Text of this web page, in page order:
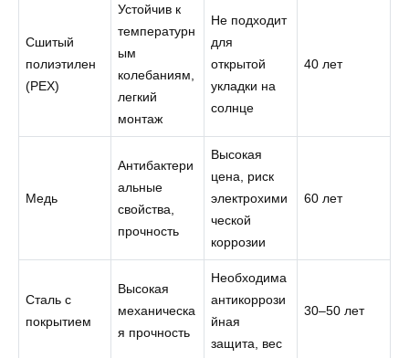
Сшитый
полиэтилен
(PEX)
Устойчив к
температурн
ым
колебаниям,
легкий
монтаж
Не подходит
для
открытой
укладки на
солнце
40 лет
Медь
Антибактери
альные
свойства,
прочность
Высокая
цена, риск
электрохими
ческой
коррозии
60 лет
Сталь с
покрытием
Высокая
механическа
я прочность
Необходима
антикоррози
йная
защита, вес
30–50 лет